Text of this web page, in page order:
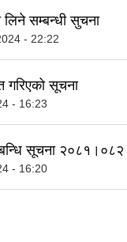
सम्बन्धी सुचना
- 22:22
गरिएको सूचना
- 16:23
सूचना २०८१।०८२
- 16:20